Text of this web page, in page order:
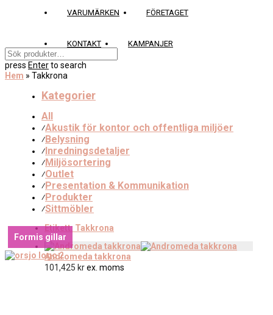
VARUMÄRKEN FÖRETAGET
KONTAKT KAMPANJER
press Enterto search
Hem » Takkrona
Kategorier
All
⁄Akustik för kontor och offentliga miljöer
⁄Belysning
⁄Inredningsdetaljer
⁄Miljösortering
⁄Outlet
⁄Presentation & Kommunikation
⁄Produkter
⁄Sittmöbler
Etikett: Takkrona
Formis gillar
Andromeda takkrona
101,425 krex. moms